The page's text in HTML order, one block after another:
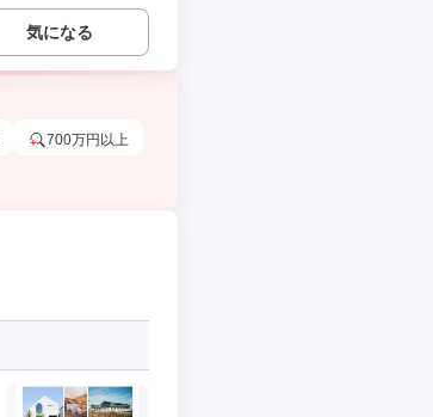
気になる
700万円以上